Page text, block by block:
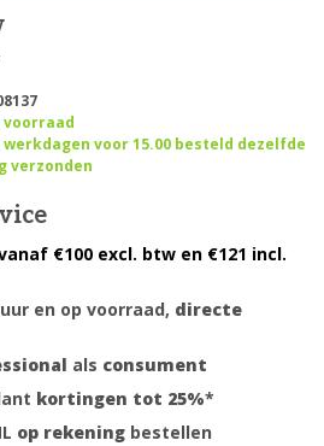
voorraad
werkdagen voor 15.00 besteld dezelfde
verzonden
€100 excl. btw en €121 incl.
en op voorraad, directe
als consument
kortingen tot 25%*
op rekening bestellen